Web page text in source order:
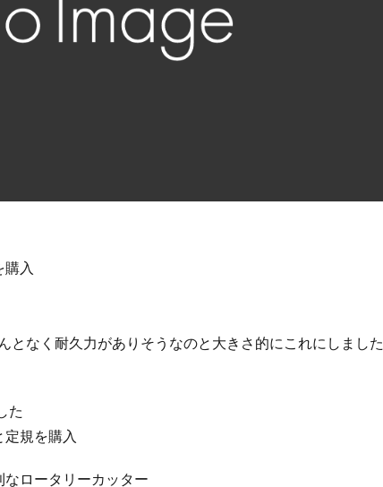
入
となく耐久力がありそうなのと大きさ的にこれにしました
た
規を購入
ロータリーカッター